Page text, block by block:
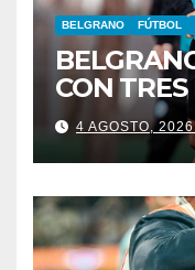
BELGRANO FÚTBOL
CON
BAJA
4 AGOSTO,